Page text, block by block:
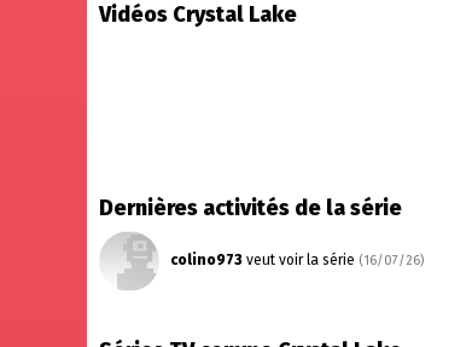
Vidéos Crystal Lake
Dernières activités de la série
colino973 veut voir la série (16/07/26)